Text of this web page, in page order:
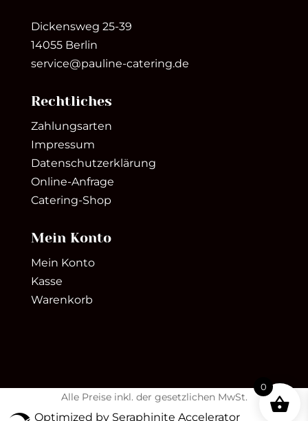
Dickensweg 25-39
14055 Berlin
service@pauline-catering.de
Rechtliches
Zahlungsarten
Impressum
Datenschutzerklärung
Online-Anfrage
Catering-Shop
Mein Konto
Mein Konto
Kasse
Warenkorb
Alle Preise inkl. der gesetzlichen MwSt.
0
Optimized by Seraphinite Accelerator